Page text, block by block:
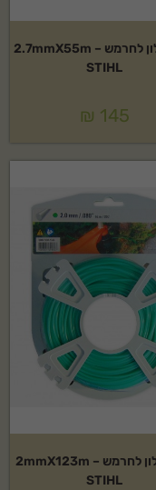
חוט ניילון לחרמש 2.7mmX55m –
STIHL
₪ 145
חוט ניילון לחרמש 2mmX123m –
STIHL